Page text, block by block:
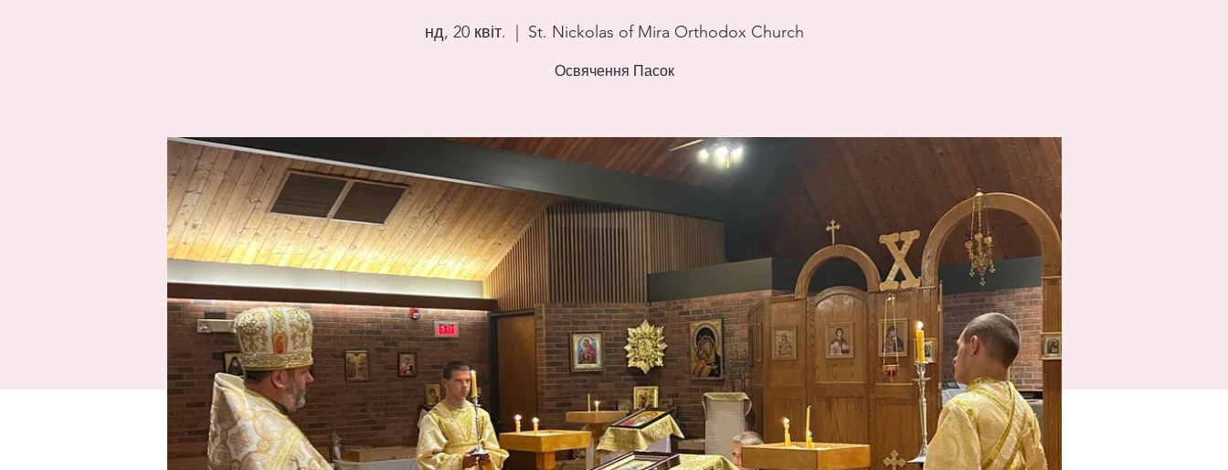
нд, 20 квіт. St. Nickolas of Mira Orthodox Church
Освячення Пасок